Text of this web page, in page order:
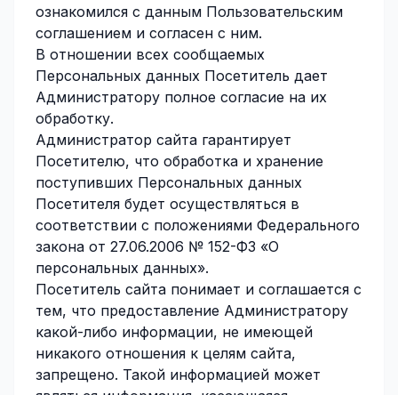
ознакомился с данным Пользовательским
соглашением и согласен с ним.
В отношении всех сообщаемых
Персональных данных Посетитель дает
Администратору полное согласие на их
обработку.
Администратор сайта гарантирует
Посетителю, что обработка и хранение
поступивших Персональных данных
Посетителя будет осуществляться в
соответствии с положениями Федерального
закона от 27.06.2006 № 152-ФЗ «О
персональных данных».
Посетитель сайта понимает и соглашается с
тем, что предоставление Администратору
какой-либо информации, не имеющей
никакого отношения к целям сайта,
запрещено. Такой информацией может